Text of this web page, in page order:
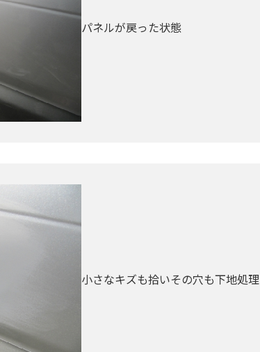
パネルが戻った状態
小さなキズも拾いその穴も下地処理